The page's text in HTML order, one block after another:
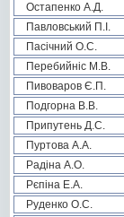
Остапенко А.Д.
Павловський П.І.
Пасічний О.С.
Перебийніс М.В.
Пивоваров Є.П.
Подгорна В.В.
Припутень Д.С.
Пуртова А.А.
Радіна А.О.
Рєпіна Е.А.
Руденко О.С.